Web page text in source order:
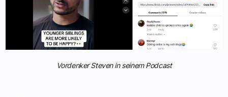
Vordenker Steven in seinem Podcast